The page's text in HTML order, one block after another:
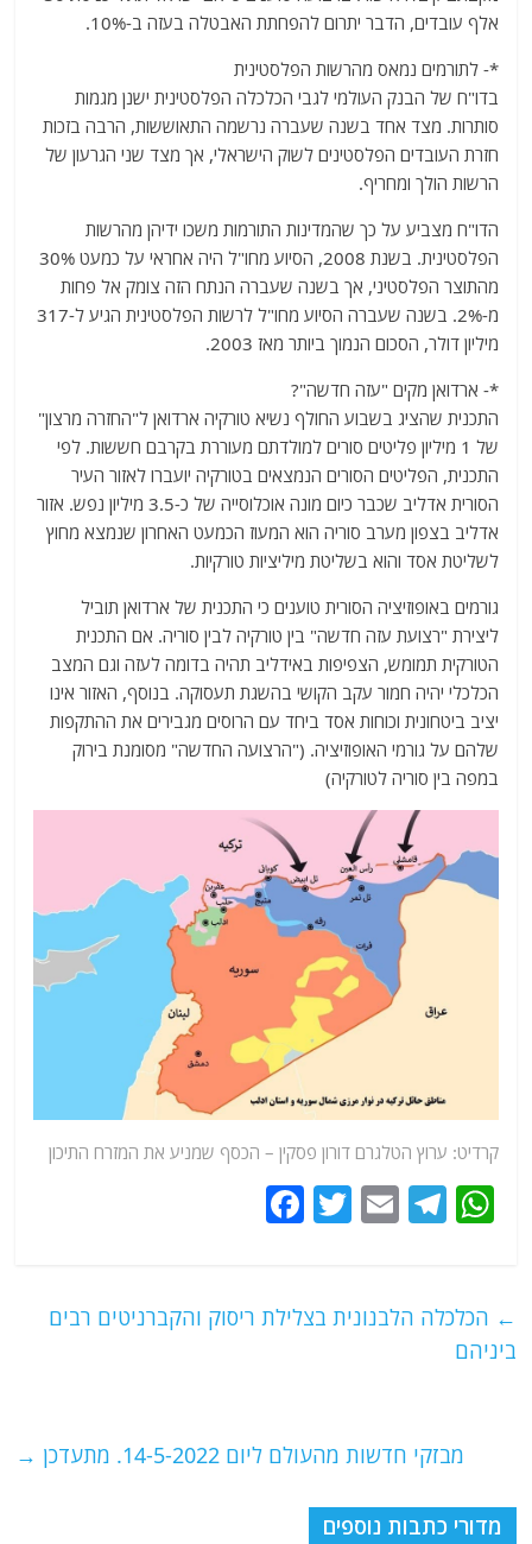
אלף עובדים, הדבר יתרום להפחתת האבטלה בעזה ב-10%.
*- לתורמים נמאס מהרשות הפלסטינית
בדו"ח של הבנק העולמי לגבי הכלכלה הפלסטינית ישנן מגמות
סותרות. מצד אחד בשנה שעברה נרשמה התאוששות, הרבה בזכות
חזרת העובדים הפלסטינים לשוק הישראלי, אך מצד שני הגרעון של
הרשות הולך ומחריף.
הדו"ח מצביע על כך שהמדינות התורמות משכו ידיהן מהרשות
הפלסטינית. בשנת 2008, הסיוע מחו"ל היה אחראי על כמעט 30%
מהתוצר הפלסטיני, אך בשנה שעברה הנתח הזה צומק אל פחות
מ-2%. בשנה שעברה הסיוע מחו"ל לרשות הפלסטינית הגיע ל-317
מיליון דולר, הסכום הנמוך ביותר מאז 2003.
*- ארדואן מקים "עזה חדשה"?
התכנית שהציג בשבוע החולף נשיא טורקיה ארדואן ל"החזרה מרצון"
של 1 מיליון פליטים סורים למולדתם מעוררת בקרבם חששות. לפי
התכנית, הפליטים הסורים הנמצאים בטורקיה יועברו לאזור העיר
הסורית אדליב שכבר כיום מונה אוכלוסייה של כ-3.5 מיליון נפש. אזור
אדליב בצפון מערב סוריה הוא המעוז הכמעט האחרון שנמצא מחוץ
לשליטת אסד והוא בשליטת מיליציות טורקיות.
גורמים באופוזיציה הסורית טוענים כי התכנית של ארדואן תוביל
ליצירת "רצועת עזה חדשה" בין טורקיה לבין סוריה. אם התכנית
הטורקית תמומש, הצפיפות באידליב תהיה בדומה לעזה וגם המצב
הכלכלי יהיה חמור עקב הקושי בהשגת תעסוקה. בנוסף, האזור אינו
יציב ביטחונית וכוחות אסד ביחד עם הרוסים מגבירים את ההתקפות
שלהם על גורמי האופוזיציה. ("הרצועה החדשה" מסומנת בירוק
במפה בין סוריה לטורקיה)
קרדיט: ערוץ הטלגרם דורון פסקין – הכסף שמניע את המזרח התיכון
W
s
T
g
E
l
T
er
e
k
← הכלכלה הלבנונית בצלילת ריסוק והקברניטים רבים
ביניהם
מבזקי חדשות מהעולם ליום 14-5-2022. מתעדכן →
מדורי כתבות נוספים